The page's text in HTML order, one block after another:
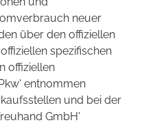
neuer
über den offiziellen
spezifischen
offiziellen
entnommen
und bei der
GmbH'